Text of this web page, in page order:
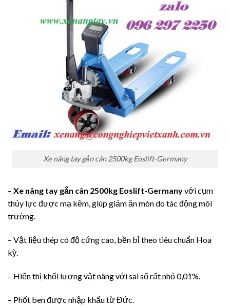
Xe nâng tay gắn cân 2500kg Eoslift-Germany
– Xe nâng tay gắn cân 2500kg Eoslift-Germanyvới cụm
thủy lực được mạ kẽm, giúp giảm ăn mòn do tác động môi
trường.
– Vật liệu thép có độ cứng cao, bền bỉ theo tiêu chuẩn Hoa
kỳ.
– Hiển thị khối lượng vật nâng với sai số rất nhỏ 0,01%.
– Phốt ben được nhập khẩu từ Đức.